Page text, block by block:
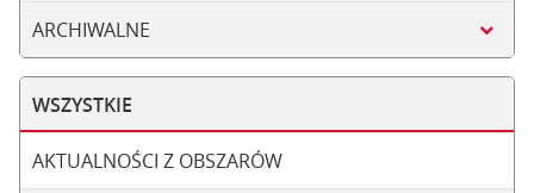
ARCHIWALNE
WSZYSTKIE
AKTUALNOŚCI Z OBSZARÓW